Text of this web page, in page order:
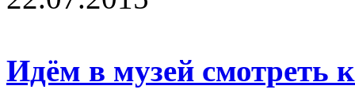
Идём в музей смотреть